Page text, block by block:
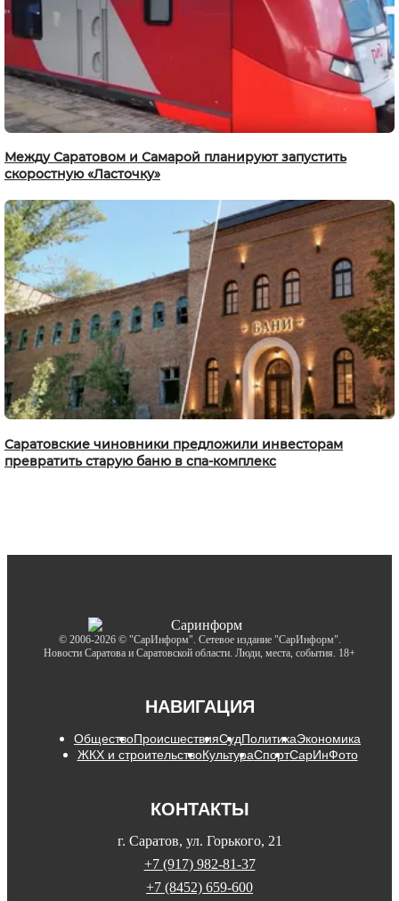
Между Саратовом и Самарой планируют запустить
скоростную «Ласточку»
Саратовские чиновники предложили инвесторам
превратить старую баню в спа-комплекс
© 2006-2026 © "СарИнформ". Сетевое издание "СарИнформ".
Новости Саратова и Саратовской области. Люди, места, события. 18+
НАВИГАЦИЯ
ОбществоПроисшествияСудПолитикаЭкономика
ЖКХ и строительствоКультураСпортСарИнФото
КОНТАКТЫ
г. Саратов, ул. Горького, 21
+7 (917) 982-81-37
+7 (8452) 659-600